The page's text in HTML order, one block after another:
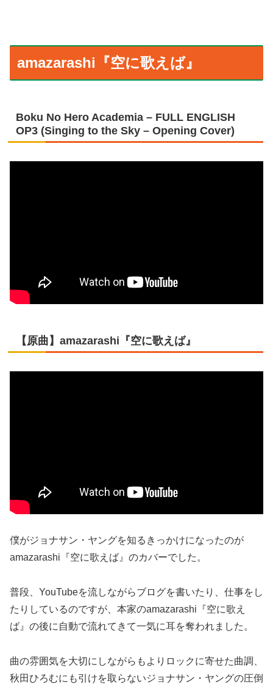
amazarashi『空に歌えば』
Boku No Hero Academia – FULL ENGLISH
OP3 (Singing to the Sky – Opening Cover)
【原曲】amazarashi『空に歌えば』
僕がジョナサン・ヤングを知るきっかけになったのが
amazarashi『空に歌えば』のカバーでした。
普段、YouTubeを流しながらブログを書いたり、仕事をし
たりしているのですが、本家のamazarashi『空に歌え
ば』の後に自動で流れてきて一気に耳を奪われました。
曲の雰囲気を大切にしながらもよりロックに寄せた曲調、
秋田ひろむにも引けを取らないジョナサン・ヤングの圧倒